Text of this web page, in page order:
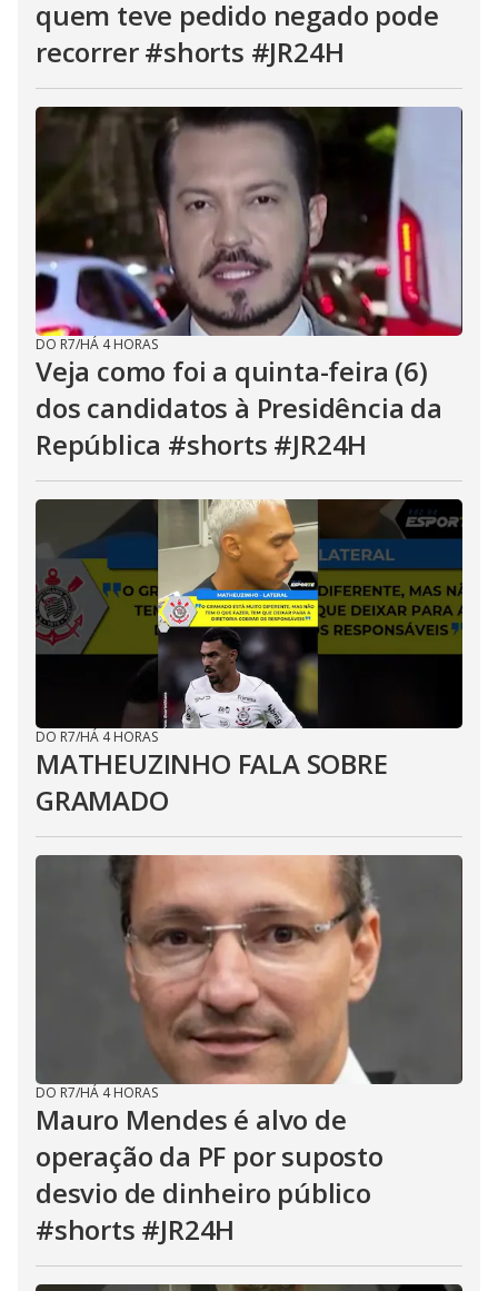
quem teve pedido negado pode
recorrer #shorts #JR24H
DO R7/HÁ 4 HORAS
Veja como foi a quinta-feira (6)
dos candidatos à Presidência da
República #shorts #JR24H
DO R7/HÁ 4 HORAS
MATHEUZINHO FALA SOBRE
GRAMADO
DO R7/HÁ 4 HORAS
Mauro Mendes é alvo de
operação da PF por suposto
desvio de dinheiro público
#shorts #JR24H